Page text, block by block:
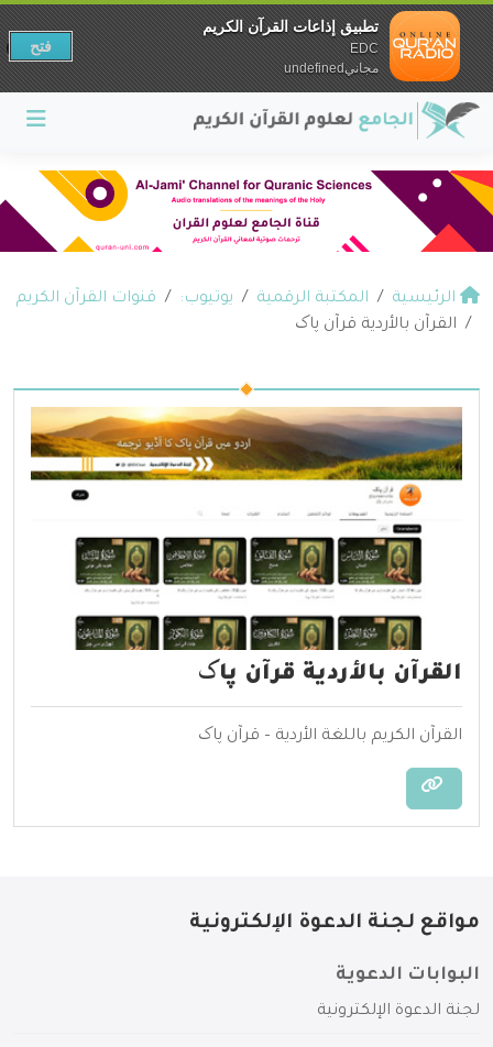
الرئيسية المكتبة الرقمية يوتيوب:
قنوات القرآن الكريم
القرآن بالأردية قرآن پاک
القرآن بالأردية قرآن پاک
القرآن الكريم باللغة الأردية – قرآن پاک
مواقع لجنة الدعوة الإلكترونية
البوابات الدعوية
لجنة الدعوة الإلكترونية
تطبيق إذاعات القرآن الكريم
EDC
مجانيundefined
فتح